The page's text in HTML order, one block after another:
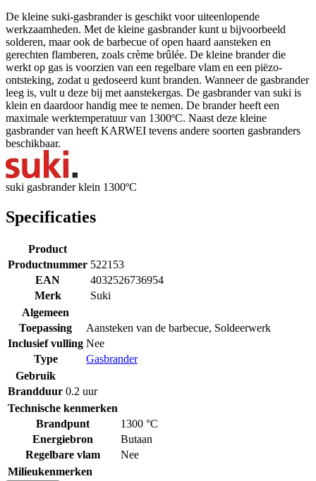
De kleine suki-gasbrander is geschikt voor uiteenlopende
werkzaamheden. Met de kleine gasbrander kunt u bijvoorbeeld
solderen, maar ook de barbecue of open haard aansteken en
gerechten flamberen, zoals crème brûlée. De kleine brander die
werkt op gas is voorzien van een regelbare vlam en een piëzo-
ontsteking, zodat u gedoseerd kunt branden. Wanneer de gasbrander
leeg is, vult u deze bij met aanstekergas. De gasbrander van suki is
klein en daardoor handig mee te nemen. De brander heeft een
maximale werktemperatuur van 1300ºC. Naast deze kleine
gasbrander van heeft KARWEI tevens andere soorten gasbranders
beschikbaar.
suki gasbrander klein 1300ºC
Specificaties
Product
Productnummer 522153
EAN
4032526736954
Merk
Suki
Algemeen
Toepassing
Aansteken van de barbecue, Soldeerwerk
Inclusief vulling Nee
Type
Gasbrander
Gebruik
Brandduur 0.2 uur
Technische kenmerken
Brandpunt
1300 °C
Energiebron
Butaan
Regelbare vlam
Nee
Milieukenmerken